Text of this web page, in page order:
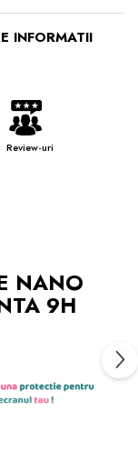
INFORMATII
Review-uri
NANO
9H